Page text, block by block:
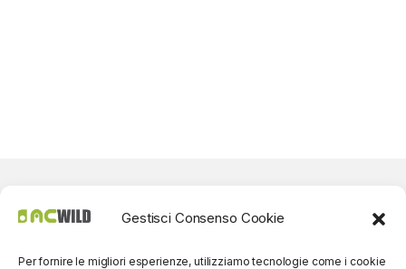
Gestisci Consenso Cookie
Per fornire le migliori esperienze, utilizziamo tecnologie come i cookie